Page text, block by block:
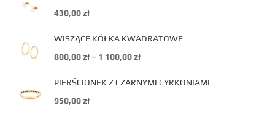
430,00zł
WISZĄCE KÓŁKA KWADRATOWE
800,00zł – 1 100,00zł
PIERŚCIONEK Z CZARNYMI CYRKONIAMI
950,00zł